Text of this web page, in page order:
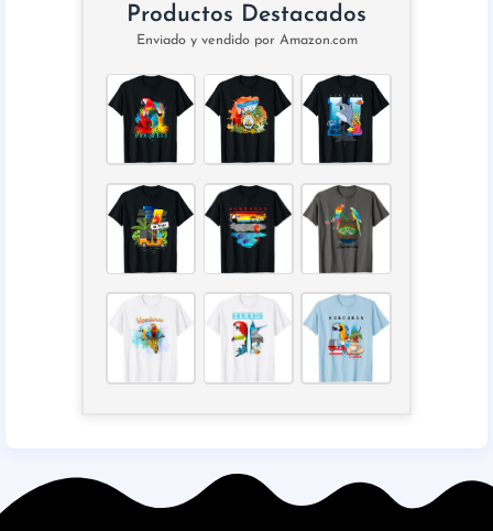
Productos Destacados
Enviado y vendido por Amazon.com